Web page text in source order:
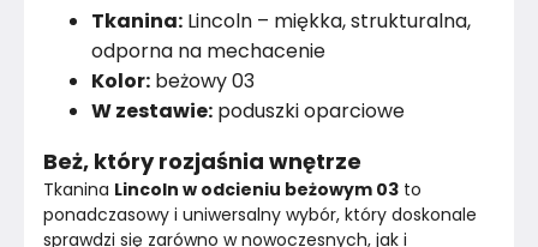
Kolor nóżek Czarny
Rodzaj tkaniny
Pomieszczenie
Nóżki
Marka
Tkanina: Lincoln – miękka, strukturalna,
odporna na mechacenie
Kolor: beżowy 03
W zestawie: poduszki oparciowe
Beż, który rozjaśnia wnętrze
Tkanina Lincoln w odcieniu beżowym 03 to
ponadczasowy i uniwersalny wybór, który doskonale
sprawdzi się zarówno w nowoczesnych, jak i